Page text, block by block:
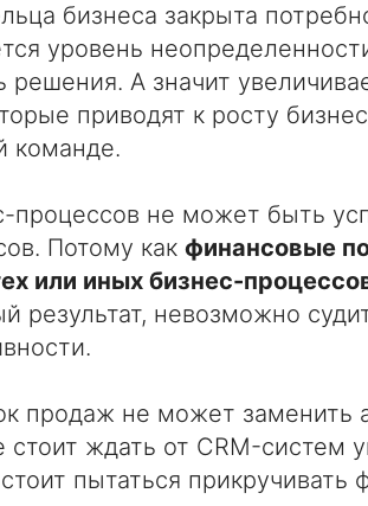
бизнеса закрыта
уровень
решения. А значит
приводят к росту
команде.
процессов не может быть
Потому как финансовые
или иных бизнес-
результат, невозможно
продаж не может заменить
стоит ждать от CRM-систем
пытаться